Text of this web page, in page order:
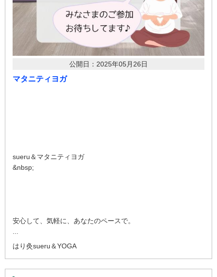
公開日：2025年05月26日
マタニティヨガ
sueru＆マタニティヨガ
&nbsp;
安心して、気軽に、あなたのペースで。
はり灸sueru＆YOGA